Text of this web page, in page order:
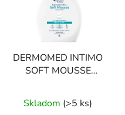
DERMOMED INTIMO
SOFT MOUSSE
intímna pena
Skladom (>5 ks)